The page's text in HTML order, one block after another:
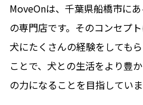
MoveOnは、千葉県船橋市に
の専門店です。そのコンセプ
犬にたくさんの経験をしても
ことで、犬との生活をより豊
の力になることを目指していま